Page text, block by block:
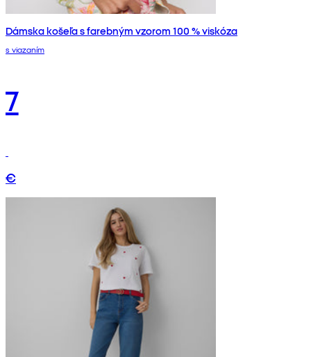
Dámska košeľa s farebným vzorom 100 % viskóza
s viazaním
7
€